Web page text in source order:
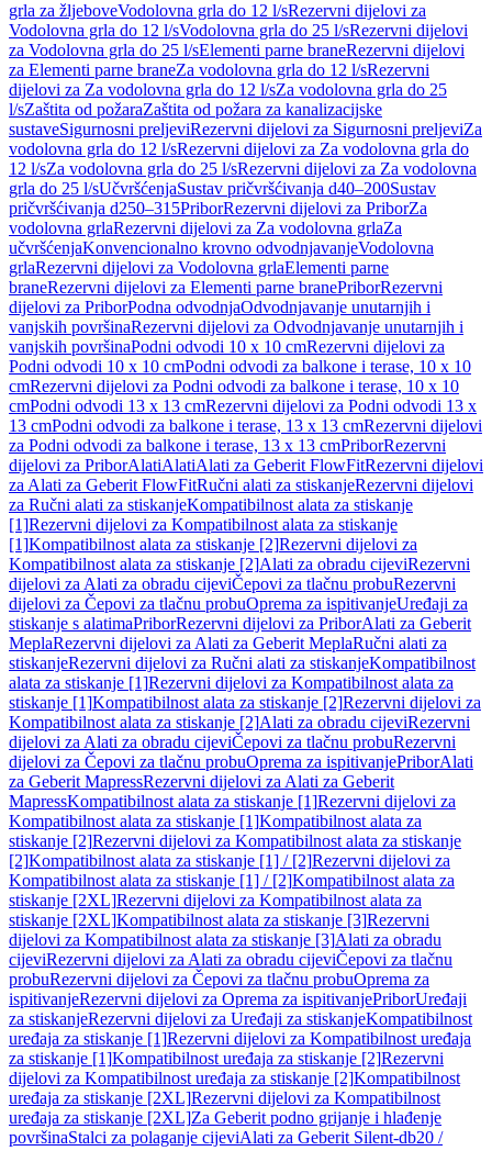
grla za žljeboveVodolovna grla do 12 l/sRezervni dijelovi za
Vodolovna grla do 12 l/sVodolovna grla do 25 l/sRezervni dijelovi
za Vodolovna grla do 25 l/sElementi parne braneRezervni dijelovi
za Elementi parne braneZa vodolovna grla do 12 l/sRezervni
dijelovi za Za vodolovna grla do 12 l/sZa vodolovna grla do 25
l/sZaštita od požaraZaštita od požara za kanalizacijske
sustaveSigurnosni preljeviRezervni dijelovi za Sigurnosni preljeviZa
vodolovna grla do 12 l/sRezervni dijelovi za Za vodolovna grla do
12 l/sZa vodolovna grla do 25 l/sRezervni dijelovi za Za vodolovna
grla do 25 l/sUčvršćenjaSustav pričvršćivanja d40–200Sustav
pričvršćivanja d250–315PriborRezervni dijelovi za PriborZa
vodolovna grlaRezervni dijelovi za Za vodolovna grlaZa
učvršćenjaKonvencionalno krovno odvodnjavanjeVodolovna
grlaRezervni dijelovi za Vodolovna grlaElementi parne
braneRezervni dijelovi za Elementi parne branePriborRezervni
dijelovi za PriborPodna odvodnjaOdvodnjavanje unutarnjih i
vanjskih površinaRezervni dijelovi za Odvodnjavanje unutarnjih i
vanjskih površinaPodni odvodi 10 x 10 cmRezervni dijelovi za
Podni odvodi 10 x 10 cmPodni odvodi za balkone i terase, 10 x 10
cmRezervni dijelovi za Podni odvodi za balkone i terase, 10 x 10
cmPodni odvodi 13 x 13 cmRezervni dijelovi za Podni odvodi 13 x
13 cmPodni odvodi za balkone i terase, 13 x 13 cmRezervni dijelovi
za Podni odvodi za balkone i terase, 13 x 13 cmPriborRezervni
dijelovi za PriborAlatiAlatiAlati za Geberit FlowFitRezervni dijelovi
za Alati za Geberit FlowFitRučni alati za stiskanjeRezervni dijelovi
za Ručni alati za stiskanjeKompatibilnost alata za stiskanje
[1]Rezervni dijelovi za Kompatibilnost alata za stiskanje
[1]Kompatibilnost alata za stiskanje [2]Rezervni dijelovi za
Kompatibilnost alata za stiskanje [2]Alati za obradu cijeviRezervni
dijelovi za Alati za obradu cijeviČepovi za tlačnu probuRezervni
dijelovi za Čepovi za tlačnu probuOprema za ispitivanjeUređaji za
stiskanje s alatimaPriborRezervni dijelovi za PriborAlati za Geberit
MeplaRezervni dijelovi za Alati za Geberit MeplaRučni alati za
stiskanjeRezervni dijelovi za Ručni alati za stiskanjeKompatibilnost
alata za stiskanje [1]Rezervni dijelovi za Kompatibilnost alata za
stiskanje [1]Kompatibilnost alata za stiskanje [2]Rezervni dijelovi za
Kompatibilnost alata za stiskanje [2]Alati za obradu cijeviRezervni
dijelovi za Alati za obradu cijeviČepovi za tlačnu probuRezervni
dijelovi za Čepovi za tlačnu probuOprema za ispitivanjePriborAlati
za Geberit MapressRezervni dijelovi za Alati za Geberit
MapressKompatibilnost alata za stiskanje [1]Rezervni dijelovi za
Kompatibilnost alata za stiskanje [1]Kompatibilnost alata za
stiskanje [2]Rezervni dijelovi za Kompatibilnost alata za stiskanje
[2]Kompatibilnost alata za stiskanje [1] / [2]Rezervni dijelovi za
Kompatibilnost alata za stiskanje [1] / [2]Kompatibilnost alata za
stiskanje [2XL]Rezervni dijelovi za Kompatibilnost alata za
stiskanje [2XL]Kompatibilnost alata za stiskanje [3]Rezervni
dijelovi za Kompatibilnost alata za stiskanje [3]Alati za obradu
cijeviRezervni dijelovi za Alati za obradu cijeviČepovi za tlačnu
probuRezervni dijelovi za Čepovi za tlačnu probuOprema za
ispitivanjeRezervni dijelovi za Oprema za ispitivanjePriborUređaji
za stiskanjeRezervni dijelovi za Uređaji za stiskanjeKompatibilnost
uređaja za stiskanje [1]Rezervni dijelovi za Kompatibilnost uređaja
za stiskanje [1]Kompatibilnost uređaja za stiskanje [2]Rezervni
dijelovi za Kompatibilnost uređaja za stiskanje [2]Kompatibilnost
uređaja za stiskanje [2XL]Rezervni dijelovi za Kompatibilnost
uređaja za stiskanje [2XL]Za Geberit podno grijanje i hlađenje
površinaStalci za polaganje cijeviAlati za Geberit Silent-db20 /